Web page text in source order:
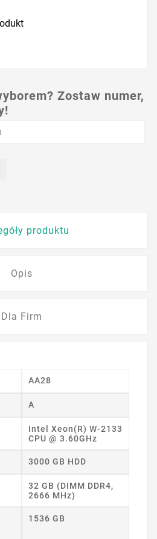
Zostaw numer,
produktu
Opis
Dla Firm
AA28
A
Intel Xeon(R) W-2133
CPU @ 3.60GHz
3000 GB HDD
32 GB (DIMM DDR4,
2666 MHz)
1536 GB